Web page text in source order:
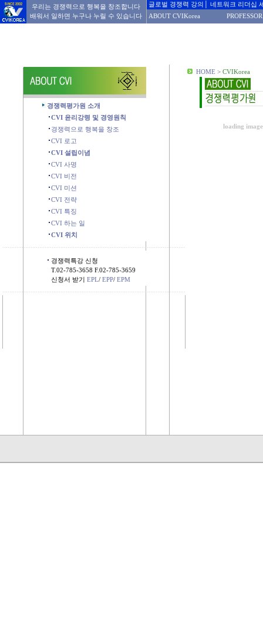
우리는 경쟁력으로 행복을 창조합니다
배워서 일하면 누구나 누릴 수 있습니다
글로벌 경쟁력 강의│ 네트워크 리더십
ABOUT CVIKorea
경쟁력평가원 소개
CVI 윤리강령 및 경영원칙
경쟁력으로 행복을 창조
CVI 로고
CVI 설립이념
CVI 사명
CVI 비전
CVI 미션
CVI 전략
CVI 특징
CVI 하는 일
CVI 위치
경쟁력특강 신청
T.02-785-3658F.02-785-3659
신청서 받기EPL/EPP/EPM
HOME > CVIKorea
loading